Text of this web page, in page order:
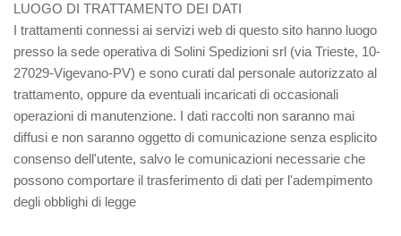
LUOGO DI TRATTAMENTO DEI DATI
I trattamenti connessi ai servizi web di questo sito hanno luogo
presso la sede operativa di Solini Spedizioni srl (via Trieste, 10-
27029-Vigevano-PV) e sono curati dal personale autorizzato al
trattamento, oppure da eventuali incaricati di occasionali
operazioni di manutenzione. I dati raccolti non saranno mai
diffusi e non saranno oggetto di comunicazione senza esplicito
consenso dell'utente, salvo le comunicazioni necessarie che
possono comportare il trasferimento di dati per l'adempimento
degli obblighi di legge